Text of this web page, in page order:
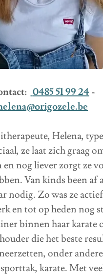
0485 51 99 24-
Helena,
ze laat zich graag
en nog liever zorgt ze
Van kinds been af
nodig. Zo was ze
en tot op heden nog
binnen haar karate
die het beste
onder
karate. Met